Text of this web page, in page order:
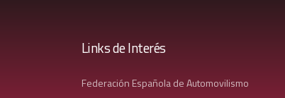
Links de Interés
Federación Española de Automovilismo